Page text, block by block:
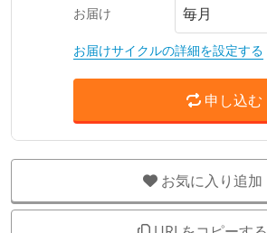
お届け
お届けサイクルの詳細を設定する
申し込む
お気に入り追加